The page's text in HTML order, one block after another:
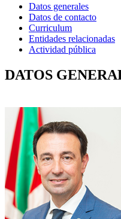
Datos generales
Datos de contacto
Curriculum
Entidades relacionadas
Actividad pública
DATOS